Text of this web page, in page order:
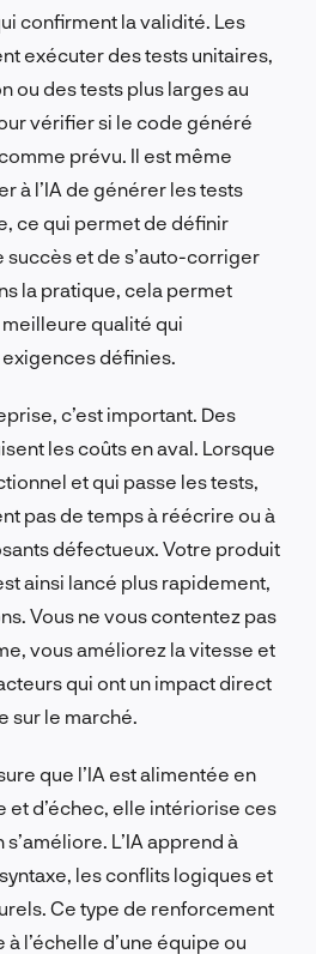
confirment la validité. Les
exécuter des tests unitaires,
ou des tests plus larges au
vérifier si le code généré
prévu. Il est même
à l’IA de générer les tests
ce qui permet de définir
succès et de s’auto-corriger
la pratique, cela permet
qualité qui
définies.
c’est important. Des
les coûts en aval. Lorsque
et qui passe les tests,
pas de temps à réécrire ou à
défectueux. Votre produit
ainsi lancé plus rapidement,
Vous ne vous contentez pas
vous améliorez la vitesse et
qui ont un impact direct
sur le marché.
que l’IA est alimentée en
et d’échec, elle intériorise ces
L’IA apprend à
les conflits logiques et
Ce type de renforcement
l’échelle d’une équipe ou